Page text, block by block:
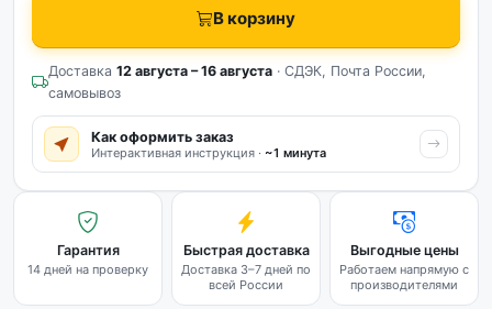
В корзину
Доставка 12 августа – 16 августа · СДЭК, Почта России,
самовывоз
Как оформить заказ
Интерактивная инструкция · ~1 минута
Гарантия
14 дней на проверку
Быстрая доставка
Доставка 3–7 дней по
всей России
Выгодные цены
Работаем напрямую с
производителями